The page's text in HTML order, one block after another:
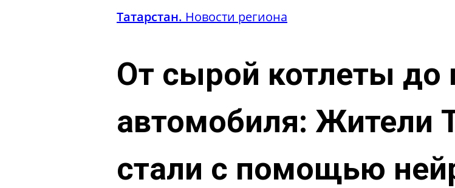
Татарстан. Новости региона
От сырой котлеты до
автомобиля: Жители
стали с помощью